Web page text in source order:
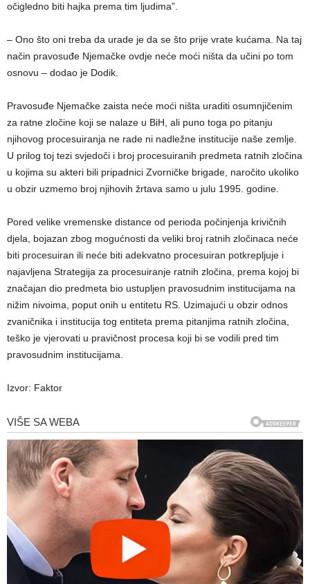
očigledno biti hajka prema tim ljudima”.
– Ono što oni treba da urade je da se što prije vrate kućama. Na taj
način pravosuđe Njemačke ovdje neće moći ništa da učini po tom
osnovu – dodao je Dodik.
Pravosuđe Njemačke zaista neće moći ništa uraditi osumnjičenim
za ratne zločine koji se nalaze u BiH, ali puno toga po pitanju
njihovog procesuiranja ne rade ni nadležne institucije naše zemlje.
U prilog toj tezi svjedoči i broj procesuiranih predmeta ratnih zločina
u kojima su akteri bili pripadnici Zvorničke brigade, naročito ukoliko
u obzir uzmemo broj njihovih žrtava samo u julu 1995. godine.
Pored velike vremenske distance od perioda počinjenja krivičnih
djela, bojazan zbog mogućnosti da veliki broj ratnih zločinaca neće
biti procesuiran ili neće biti adekvatno procesuiran potkrepljuje i
najavljena Strategija za procesuiranje ratnih zločina, prema kojoj bi
značajan dio predmeta bio ustupljen pravosudnim institucijama na
nižim nivoima, poput onih u entitetu RS. Uzimajući u obzir odnos
zvaničnika i institucija tog entiteta prema pitanjima ratnih zločina,
teško je vjerovati u pravičnost procesa koji bi se vodili pred tim
pravosudnim institucijama.
Izvor: Faktor